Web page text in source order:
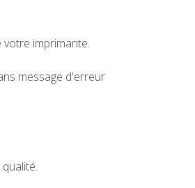
imprimante.
message d'erreur